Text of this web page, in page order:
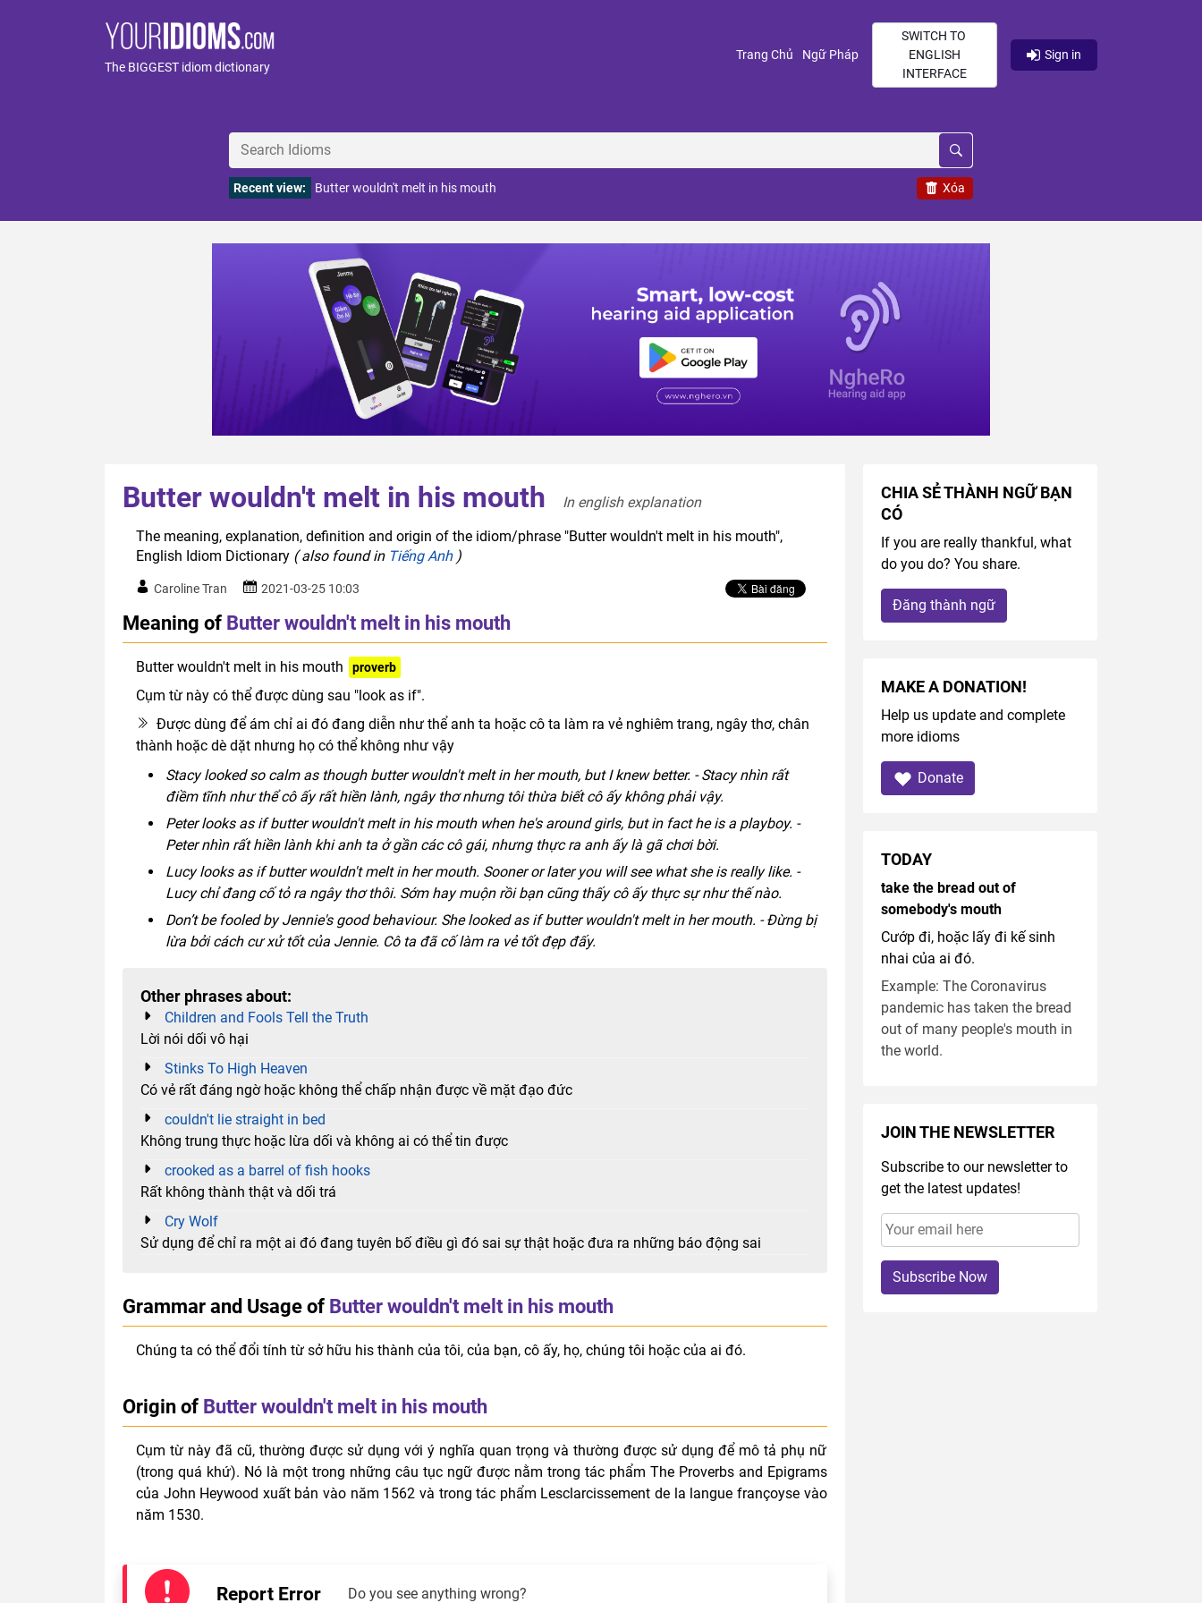
The BIGGEST idiom dictionary
Trang Chủ (current)
Ngữ Pháp(current)
SWITCH TO
ENGLISH
INTERFACE
Sign in
Xóa
Recent view: Butter wouldn't melt in his mouth
Butter wouldn't melt in his mouth
In english explanation
The meaning, explanation, definition and origin of the idiom/phrase "Butter wouldn't melt in his mouth",
English Idiom Dictionary ( also found in Tiếng Anh)
Caroline Tran 2021-03-25 10:03
Meaning of Butter wouldn't melt in his mouth
Butter wouldn't melt in his mouth proverb
Cụm từ này có thể được dùng sau "look as if".
Được dùng để ám chỉ ai đó đang diễn như thể anh ta hoặc cô ta làm ra vẻ nghiêm trang, ngây thơ, chân
thành hoặc dè dặt nhưng họ có thể không như vậy
Stacy looked so calm as though butter wouldn't melt in her mouth, but I knew better. - Stacy nhìn rất
điềm tĩnh như thể cô ấy rất hiền lành, ngây thơ nhưng tôi thừa biết cô ấy không phải vậy.
Peter looks as if butter wouldn't melt in his mouth when he's around girls, but in fact he is a playboy. -
Peter nhìn rất hiền lành khi anh ta ở gần các cô gái, nhưng thực ra anh ấy là gã chơi bời.
Lucy looks as if butter wouldn't melt in her mouth. Sooner or later you will see what she is really like. -
Lucy chỉ đang cố tỏ ra ngây thơ thôi. Sớm hay muộn rồi bạn cũng thấy cô ấy thực sự như thế nào.
Don’t be fooled by Jennie's good behaviour. She looked as if butter wouldn't melt in her mouth. - Đừng bị
lừa bởi cách cư xử tốt của Jennie. Cô ta đã cố làm ra vẻ tốt đẹp đấy.
Other phrases about:
Children and Fools Tell the Truth
Lời nói dối vô hại
Stinks To High Heaven
Có vẻ rất đáng ngờ hoặc không thể chấp nhận được về mặt đạo đức
couldn't lie straight in bed
Không trung thực hoặc lừa dối và không ai có thể tin được
crooked as a barrel of fish hooks
Rất không thành thật và dối trá
Cry Wolf
Sử dụng để chỉ ra một ai đó đang tuyên bố điều gì đó sai sự thật hoặc đưa ra những báo động sai
Grammar and Usage of Butter wouldn't melt in his mouth
Chúng ta có thể đổi tính từ sở hữu his thành của tôi, của bạn, cô ấy, họ, chúng tôi hoặc của ai đó.
Origin of Butter wouldn't melt in his mouth
Cụm từ này đã cũ, thường được sử dụng với ý nghĩa quan trọng và thường được sử dụng để mô tả phụ nữ
(trong quá khứ). Nó là một trong những câu tục ngữ được nằm trong tác phẩm The Proverbs and Epigrams
của John Heywood xuất bản vào năm 1562 và trong tác phẩm Lesclarcissement de la langue françoyse vào
năm 1530.
Report Error Do you see anything wrong?
CHIA SẺ THÀNH NGỮ BẠN
CÓ
If you are really thankful, what
do you do? You share.
Đăng thành ngữ
MAKE A DONATION!
Help us update and complete
more idioms
Donate
TODAY
take the bread out of
somebody's mouth
Cướp đi, hoặc lấy đi kế sinh
nhai của ai đó.
Example: The Coronavirus
pandemic has taken the bread
out of many people's mouth in
the world.
JOIN THE NEWSLETTER
Subscribe to our newsletter to
get the latest updates!
Subscribe Now